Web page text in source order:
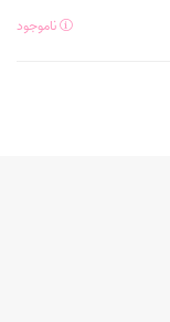
ناموجود